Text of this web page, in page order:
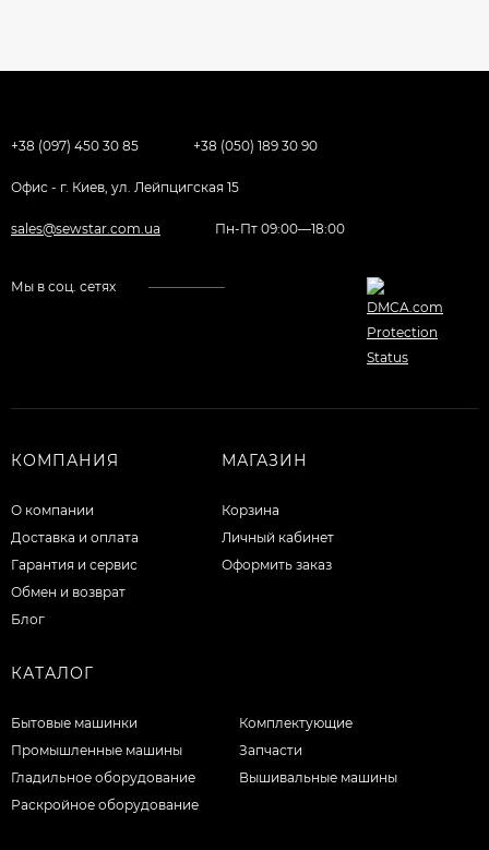
+38 (097) 450 30 85 +38 (050) 189 30 90
Офис - г. Киев, ул. Лейпцигская 15
sales@sewstar.com.ua Пн-Пт 09:00—18:00
Мы в соц. сетях
КОМПАНИЯ
О компании
Доставка и оплата
Гарантия и сервис
Обмен и возврат
Блог
МАГАЗИН
Корзина
Личный кабинет
Оформить заказ
КАТАЛОГ
Бытовые машинки
Промышленные машины
Гладильное оборудование
Раскройное оборудование
Комплектующие
Запчасти
Вышивальные машины